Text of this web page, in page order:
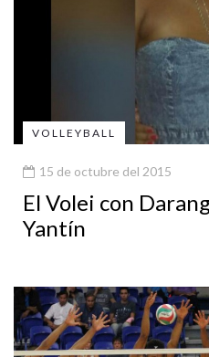
VOLLEYBALL
15 de octubre del 2015
El Volei con
Yantín